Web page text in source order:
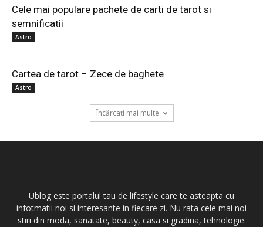
Cele mai populare pachete de carti de tarot si
semnificatii
Astro
Cartea de tarot – Zece de baghete
Astro
Încărcați mai multe
Ublog este portalul tau de lifestyle care te asteapta cu
infotmatii noi si interesante in fiecare zi. Nu rata cele mai noi
stiri din moda, sanatate, beauty, casa si gradina, tehnologie.